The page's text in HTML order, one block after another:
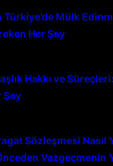
Türkiye’de Mülk
Her Şey
Hakkı ve
Şey
Sözleşmesi Nasıl
Vazgeçmenin